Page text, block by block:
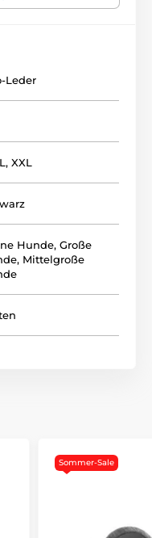
Ledernestchen gibt
Leder
, XXL
Hunde, Große
, Mittelgroße
Sommer-Sale